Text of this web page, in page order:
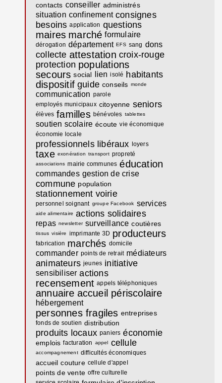
contacts conseiller administrés
situation confinement consignes
besoins application questions
maires marché formulaire
dérogation département EFS sang dons
collecte attestation croix-rouge
protection populations
secours social lien isolé habitants
dispositif guide conseils monde
communication parole
employés municipaux citoyenne seniors
élèves familles bénévoles tablettes
soutien scolaire écoute vie économique
économie locale
professionnels libéraux loyers
taxe exonération transport propreté
associations mairie communes éducation
commandes gestion de crise
commune population
stationnement voirie
personnel soignant groupe Facebook services
aide alimentaire actions solidaires
repas newsletter surveillance coutières
tissus visière imprimante 3D producteurs
fabrication marchés domicile
commander points de retrait médiateurs
animateurs jeunes initiative
sensibiliser actions
recensement appels téléphoniques
annuaire accueil périscolaire
hébergement
personnes fragiles entreprises
fonds de soutien distribution
produits locaux paniers économie
emplois facturation appel cellule
accompagnement difficultés économiques
accueil couture cellule d'appel
points de vente offre culturelle